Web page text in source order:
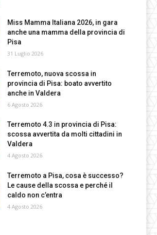
Miss Mamma Italiana 2026, in gara
anche una mamma della provincia di
Pisa
31 Luglio 2026
Terremoto, nuova scossa in
provincia di Pisa: boato avvertito
anche in Valdera
6 Agosto 2026
Terremoto 4.3 in provincia di Pisa:
scossa avvertita da molti cittadini in
Valdera
4 Agosto 2026
Terremoto a Pisa, cosa è successo?
Le cause della scossa e perché il
caldo non c’entra
4 Agosto 2026